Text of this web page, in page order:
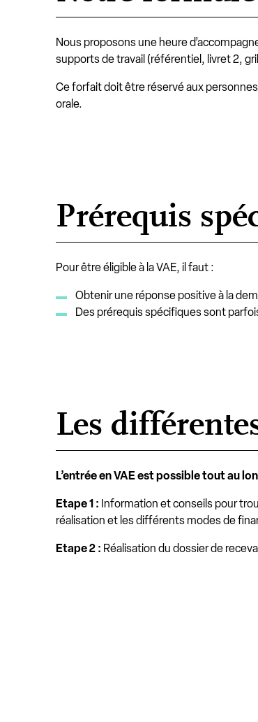
Nous proposons une heure
supports de travail (référentiel, livret 2,
Ce forfait doit être réservé aux
orale.
Prérequis
Pour être éligible à la VAE, il faut :
Obtenir une réponse positive à la
Des prérequis spécifiques sont
Les
L’entrée en VAE est possible tout au
Etape 1 : Information et conseils pour
réalisation et les différents modes de
Etape 2 : Réalisation du dossier de